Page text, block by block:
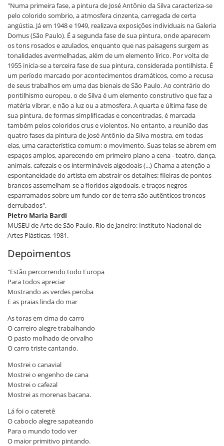
"Numa primeira fase, a pintura de José Antônio da Silva caracteriza-se
pelo colorido sombrio, a atmosfera cinzenta, carregada de certa
angústia. Já em 1948 e 1949, realizava exposições individuais na Galeria
Domus (São Paulo). É a segunda fase de sua pintura, onde aparecem
os tons rosados e azulados, enquanto que nas paisagens surgem as
tonalidades avermelhadas, além de um elemento lírico. Por volta de
1955 inicia-se a terceira fase de sua pintura, considerada pontilhista. É
um período marcado por acontecimentos dramáticos, como a recusa
de seus trabalhos em uma das bienais de São Paulo. Ao contrário do
pontilhismo europeu, o de Silva é um elemento construtivo que faz a
matéria vibrar, e não a luz ou a atmosfera. A quarta e última fase de
sua pintura, de formas simplificadas e concentradas, é marcada
também pelos coloridos crus e violentos. No entanto, a reunião das
quatro fases da pintura de José Antônio da Silva mostra, em todas
elas, uma característica comum: o movimento. Suas telas se abrem em
espaços amplos, aparecendo em primeiro plano a cena - teatro, dança,
animais, cafezais e os intermináveis algodoais (...) Chama a atenção a
espontaneidade do artista em abstrair os detalhes: fileiras de pontos
brancos assemelham-se a floridos algodoais, e traços negros
esparramados sobre um fundo cor de terra são autênticos troncos
derrubados".
Pietro Maria Bardi
MUSEU de Arte de São Paulo. Rio de Janeiro: Instituto Nacional de
Artes Plásticas, 1981.
Depoimentos
"Estão percorrendo todo Europa
Para todos apreciar
Mostrando as verdes peroba
E as praias linda do mar
As toras em cima do carro
O carreiro alegre trabalhando
O pasto molhado de orvalho
O carro triste cantando.
Mostrei o canavial
Mostrei o engenho de cana
Mostrei o cafezal
Mostrei as morenas bacana.
Lá foi o cateretê
O caboclo alegre sapateando
Para o mundo todo ver
O maior primitivo pintando.